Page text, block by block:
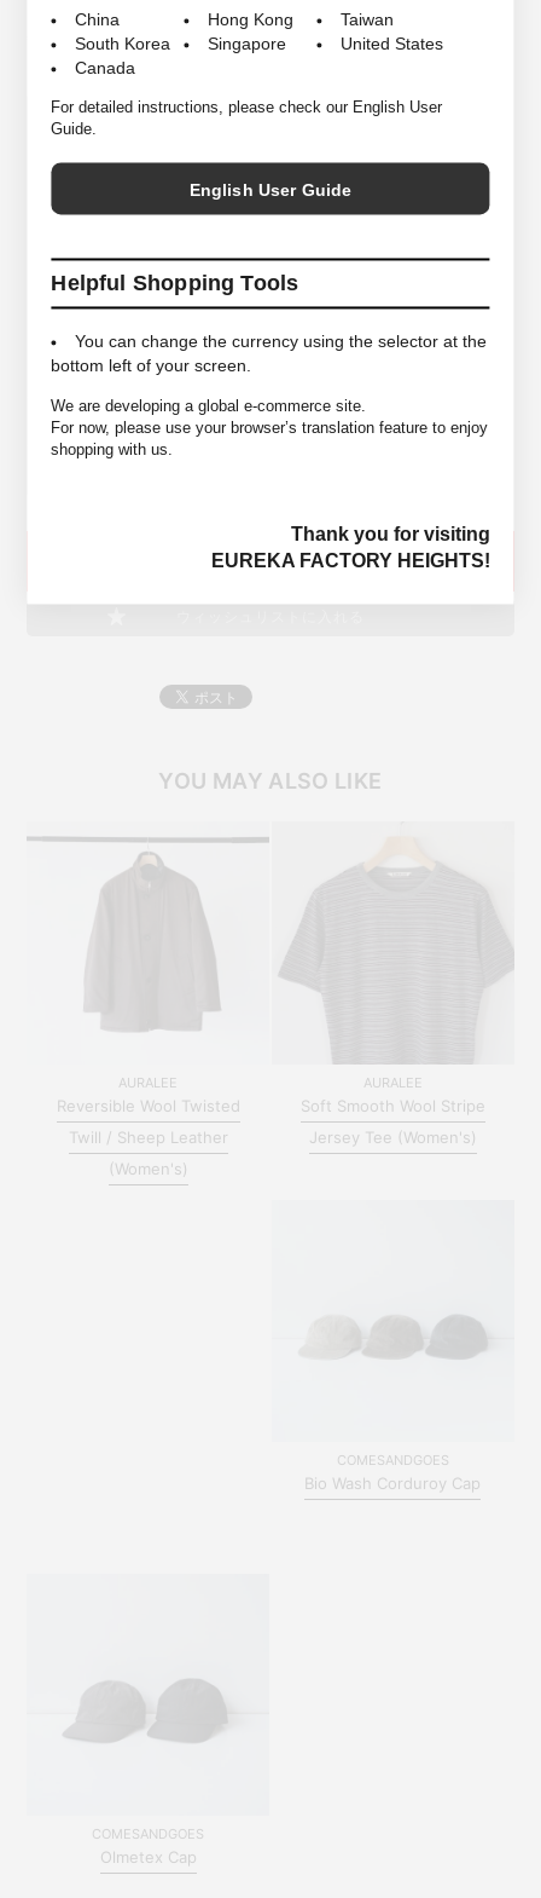
China Hong Kong
Taiwan
South Korea
Singapore
United States
Canada
For detailed instructions, please check our English User
Guide.
English User Guide
Helpful Shopping Tools
You can change the currency using the selector at the
bottom left of your screen.
We are developing a global e-commerce site.
For now, please use your browser’s translation feature to enjoy
shopping with us.
Thank you for visiting
EUREKA FACTORY HEIGHTS!
ご了承ください。
*こちらで使用している写真の転載はご遠慮ください。
24 ＜ウエスト64cm/わたり30cm/股上30cm/股下
25 ＜ウエスト65cm/わたり31cm/股上31cm/股下
77cm＞
26 ＜ウエスト67cm/わたり31.5cm/股上31.5cm/股
27 ＜ウエスト72cm/わたり32cm/股上31.5cm/股下
78cm＞
28 ＜ウエスト74cm/わたり33cm/股上32cm/股下
着用スタッフ 身長161cm/サイズ25
COLORS Solid 3year
SOLD OUT
YOU MAY ALSO LIKE
AURALEE
Reversible Wool Twisted
Twill / Sheep Leather
(Women's)
AURALEE
Soft Smooth Wool Stripe
Jersey Tee (Women's)
COMESANDGOES
Bio Wash Corduroy Cap
COMESANDGOES
Olmetex Cap